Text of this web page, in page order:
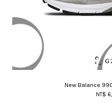
New Balance
NT$